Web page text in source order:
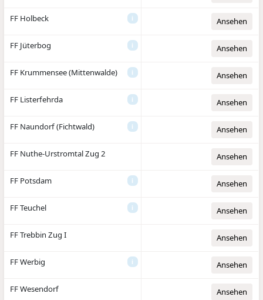
FF Holbeck i Ansehen
FF Jüterbog i Ansehen
FF Krummensee (Mittenwalde) i Ansehen
FF Listerfehrda i Ansehen
FF Naundorf (Fichtwald) i Ansehen
FF Nuthe-Urstromtal Zug 2 Ansehen
FF Potsdam i Ansehen
FF Teuchel i Ansehen
FF Trebbin Zug I Ansehen
FF Werbig i Ansehen
FF Wesendorf Ansehen